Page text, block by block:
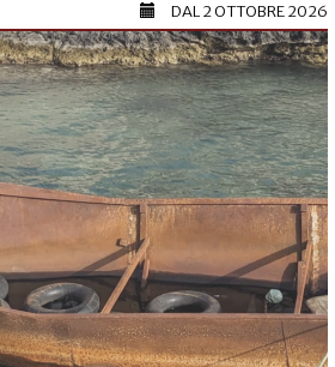
DAL2 OTTOBRE 2026